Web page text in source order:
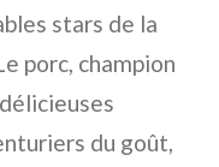
stars de la
porc, champion
du goût,